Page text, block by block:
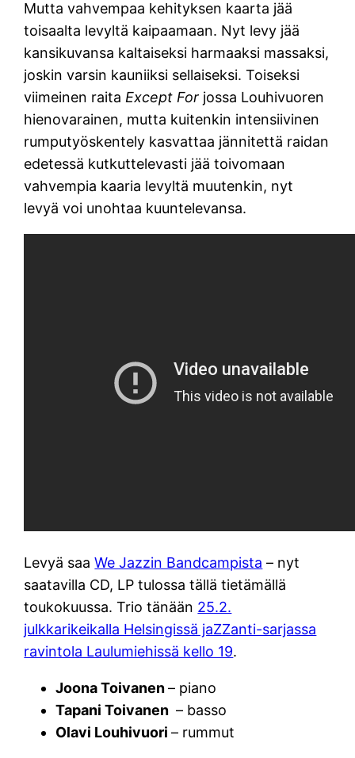
Mutta vahvempaa kehityksen kaarta jää
toisaalta levyltä kaipaamaan. Nyt levy jää
kansikuvansa kaltaiseksi harmaaksi massaksi,
joskin varsin kauniiksi sellaiseksi. Toiseksi
viimeinen raita Except For jossa Louhivuoren
hienovarainen, mutta kuitenkin intensiivinen
rumputyöskentely kasvattaa jännitettä raidan
edetessä kutkuttelevasti jää toivomaan
vahvempia kaaria levyltä muutenkin, nyt
levyä voi unohtaa kuuntelevansa.
Levyä saaWe Jazzin Bandcampista – nyt
saatavilla CD, LP tulossa tällä tietämällä
toukokuussa. Trio tänään 25.2.
julkkarikeikalla Helsingissä jaZZanti-sarjassa
ravintola Laulumiehissä kello 19.
Joona Toivanen– piano
Tapani Toivanen – basso
Olavi Louhivuori– rummut